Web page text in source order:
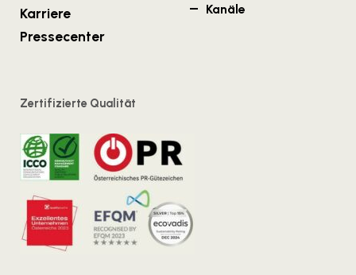
Karriere
Pressecenter
Kanäle
Zertifizierte Qualität